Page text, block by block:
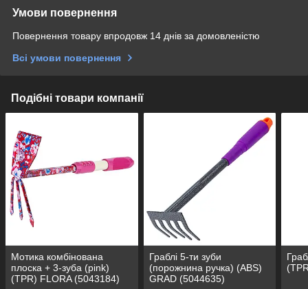
Умови повернення
Повернення товару впродовж 14 днів за домовленістю
Всі умови повернення
Подібні товари компанії
Мотика комбінована
плоска + 3-зуба (pink)
(TPR) FLORA (5043184)
Граблі 5-ти зуби
(порожнина ручка) (ABS)
GRAD (5044635)